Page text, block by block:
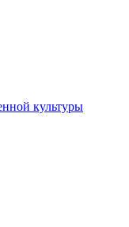
культуры